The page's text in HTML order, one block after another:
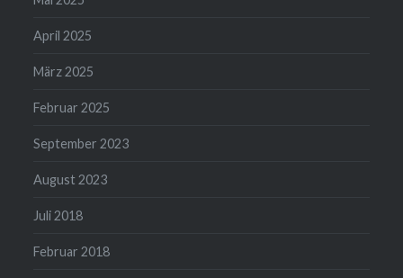
April 2025
März 2025
Februar 2025
September 2023
August 2023
Juli 2018
Februar 2018